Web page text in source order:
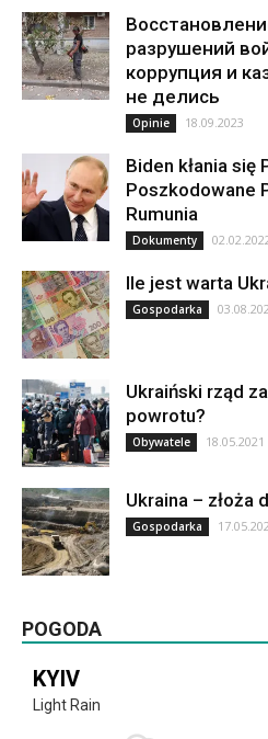
разрушений
коррупция и
не делись
Opinie 18.09.2023
Biden kłania się
Poszkodowane
Rumunia
Dokumenty
Ile jest warta
Gospodarka
Ukraiński rząd
powrotu?
Obywatele 18.05.2021
Ukraina – złoża
Gospodarka
POGODA
KYIV
Light Rain